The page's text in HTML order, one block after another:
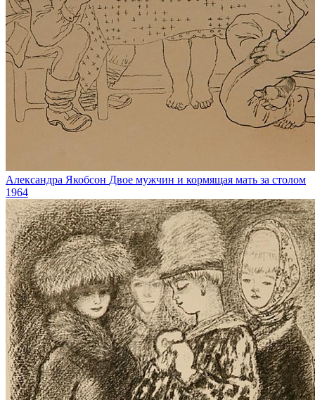
Александра Якобсон Двое мужчин и кормящая мать за столом
1964